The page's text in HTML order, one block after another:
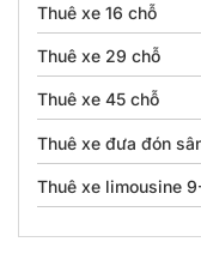
Thuê xe 16 chỗ
Thuê xe 29 chỗ
Thuê xe 45 chỗ
Thuê xe đưa đón
Thuê xe limousine